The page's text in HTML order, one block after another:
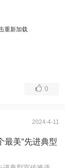
重新加载
0
2024-4-11
最美”先进典型